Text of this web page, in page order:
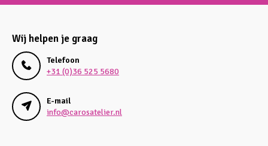
Wij helpen je graag
Telefoon
+31 (0)36 525 5680
E-mail
info@carosatelier.nl